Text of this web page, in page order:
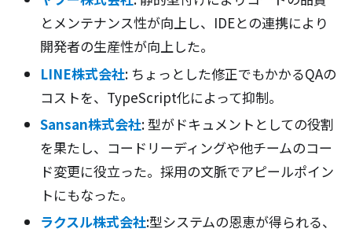
とメンテナンス性が向上し、IDEとの連携により
開発者の生産性が向上した。
LINE株式会社: ちょっとした修正でもかかるQAの
コストを、TypeScript化によって抑制。
Sansan株式会社: 型がドキュメントとしての役割
を果たし、コードリーディングや他チームのコー
ド変更に役立った。採用の文脈でアピールポイン
トにもなった。
ラクスル株式会社:型システムの恩恵が得られる、